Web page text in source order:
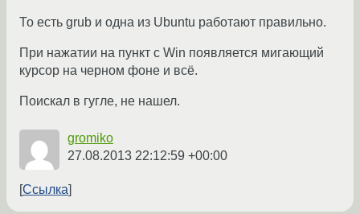
То есть grub и одна из Ubuntu работают правильно.
При нажатии на пункт с Win появляется мигающий
курсор на черном фоне и всё.
Поискал в гугле, не нашел.
gromiko
27.08.2013 22:12:59 +00:00
Ссылка